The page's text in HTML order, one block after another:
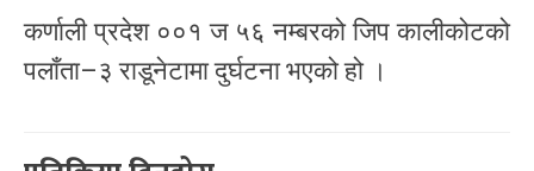
कर्णाली प्रदेश ००१ ज ५६ नम्बरको जिप कालीकोटको
पलाँता–३ राडूनेटामा दुर्घटना भएको हो ।